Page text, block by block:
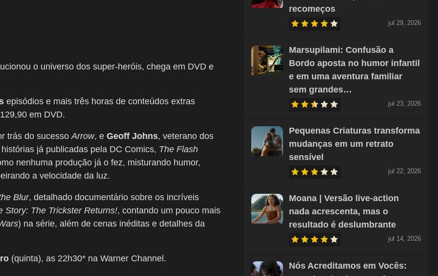
o universo dos super-heróis, chega em DVD e
episódios e mais três horas de conteúdos extras
em DVD.
trás do sucessoArrow, e Geoff Johns, veterano dos
já publicadas pela DC Comics, The Flash
nenhuma produção já o fez, misturando humor,
a velocidade da luz.
Blur, detalhado documentário sobre os incríveis
Story: The Trickster Returns!, contando um pouco mais
) na série, além de cenas inéditas e detalhes da
(quinta), as 22h30* na Warner Channel.
recomeços
jul 29, 2026
Marsupilami: Confusão a
Bordo aposta no humor infantil
e em uma aventura familiar
sem grandes…
jul 23, 2026
Pequenas Criaturas transforma
mudanças em um retrato
sensível
jul 22, 2026
Moana | Versão live-action
nada acrescenta, mas o
resultado é deslumbrante
jul 14, 2026
Nós Acreditamos em Vocês: